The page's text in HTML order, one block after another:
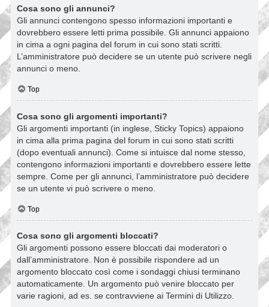
Cosa sono gli annunci?
Gli annunci contengono spesso informazioni importanti e
dovrebbero essere letti prima possibile. Gli annunci appaiono
in cima a ogni pagina del forum in cui sono stati scritti.
L’amministratore può decidere se un utente può scrivere negli
annunci o meno.
Top
Cosa sono gli argomenti importanti?
Gli argomenti importanti (in inglese, Sticky Topics) appaiono
in cima alla prima pagina del forum in cui sono stati scritti
(dopo eventuali annunci). Come si intuisce dal nome stesso,
contengono informazioni importanti e dovrebbero essere lette
sempre. Come per gli annunci, l’amministratore può decidere
se un utente vi può scrivere o meno.
Top
Cosa sono gli argomenti bloccati?
Gli argomenti possono essere bloccati dai moderatori o
dall’amministratore. Non è possibile rispondere ad un
argomento bloccato così come i sondaggi chiusi terminano
automaticamente. Un argomento può venire bloccato per
varie ragioni, ad es. se contravviene ai Termini di Utilizzo.